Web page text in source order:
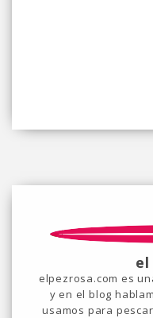
el
elpezrosa.com es
y en el blog
usamos para